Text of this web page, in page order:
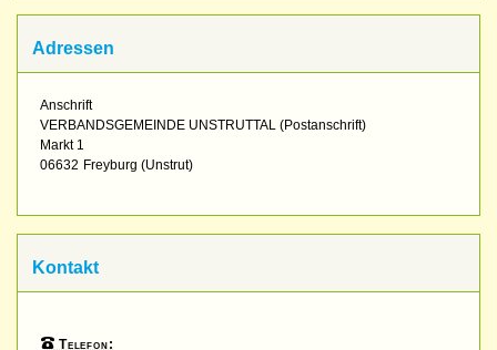
Adressen
Anschrift
VERBANDSGEMEINDE UNSTRUTTAL (Postanschrift)
Markt 1
06632 Freyburg (Unstrut)
Kontakt
Telefon: